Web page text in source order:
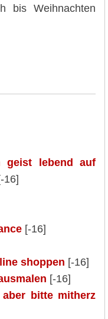
bis Weihnachten
geist lebend auf
16]
[-16]
shoppen [-16]
[-16]
bitte mitherz